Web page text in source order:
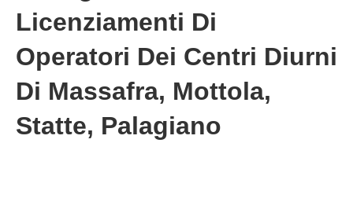
Licenziamenti Di
Operatori Dei Centri Diurni
Di Massafra, Mottola,
Statte, Palagiano